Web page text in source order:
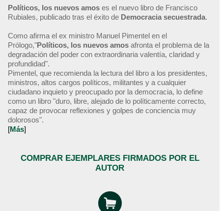
Políticos, los nuevos amos es el nuevo libro de Francisco
Rubiales, publicado tras el éxito de Democracia secuestrada.
Como afirma el ex ministro Manuel Pimentel en el
Prólogo,"Políticos, los nuevos amos afronta el problema de la
degradación del poder con extraordinaria valentía, claridad y
profundidad".
Pimentel, que recomienda la lectura del libro a los presidentes,
ministros, altos cargos políticos, militantes y a cualquier
ciudadano inquieto y preocupado por la democracia, lo define
como un libro "duro, libre, alejado de lo políticamente correcto,
capaz de provocar reflexiones y golpes de conciencia muy
dolorosos".
[Más]
COMPRAR EJEMPLARES FIRMADOS POR EL
AUTOR